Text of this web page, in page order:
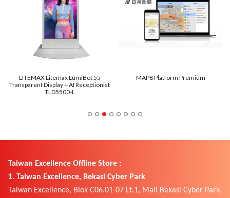
LITEMAX Litemax LumiBot 55
Transparent Display + AI Receptionist
TLD5500-L
MAP8 Platform Premium
Taiwan Excellence Offline Store :
1. Taiwan Excellence, Bekasi Cyber Park
Taiwan Excellence, Blok C06.01-07 Lt.1, Mall Bekasi Cyber Park,